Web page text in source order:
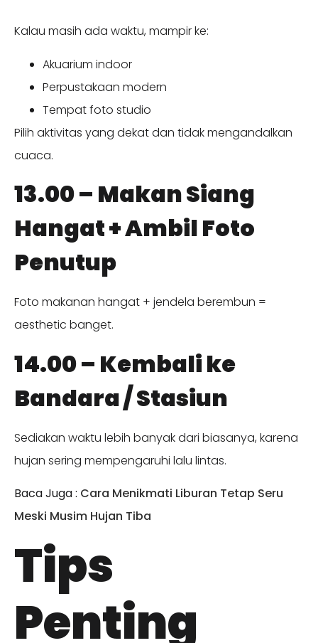
Kalau masih ada waktu, mampir ke:
Akuarium indoor
Perpustakaan modern
Tempat foto studio
Pilih aktivitas yang dekat dan tidak mengandalkan
cuaca.
13.00 – Makan Siang
Hangat + Ambil Foto
Penutup
Foto makanan hangat + jendela berembun =
aesthetic banget.
14.00 – Kembali ke
Bandara / Stasiun
Sediakan waktu lebih banyak dari biasanya, karena
hujan sering mempengaruhi lalu lintas.
Baca Juga : Cara Menikmati Liburan Tetap Seru
Meski Musim Hujan Tiba
Tips
Penting